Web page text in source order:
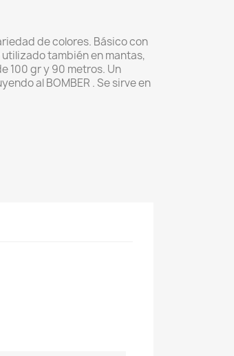
de colores. Básico con
también en mantas,
100 gr y 90 metros. Un
al BOMBER . Se sirve en